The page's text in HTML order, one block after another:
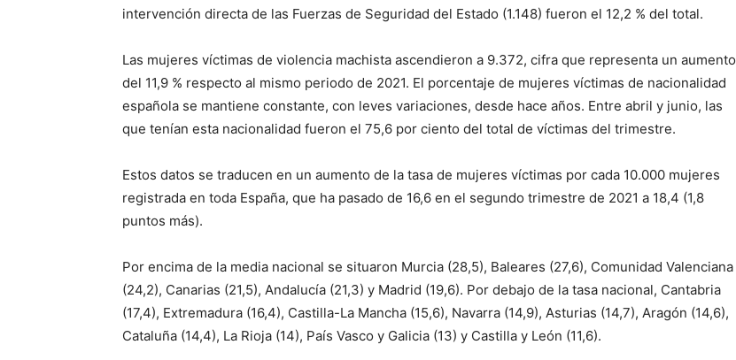
intervención directa de las Fuerzas de Seguridad del Estado (1.148) fueron el 12,2 % del total.
Las mujeres víctimas de violencia machista ascendieron a 9.372, cifra que representa un aumento
del 11,9 % respecto al mismo periodo de 2021. El porcentaje de mujeres víctimas de nacionalidad
española se mantiene constante, con leves variaciones, desde hace años. Entre abril y junio, las
que tenían esta nacionalidad fueron el 75,6 por ciento del total de víctimas del trimestre.
Estos datos se traducen en un aumento de la tasa de mujeres víctimas por cada 10.000 mujeres
registrada en toda España, que ha pasado de 16,6 en el segundo trimestre de 2021 a 18,4 (1,8
puntos más).
Por encima de la media nacional se situaron Murcia (28,5), Baleares (27,6), Comunidad Valenciana
(24,2), Canarias (21,5), Andalucía (21,3) y Madrid (19,6). Por debajo de la tasa nacional, Cantabria
(17,4), Extremadura (16,4), Castilla-La Mancha (15,6), Navarra (14,9), Asturias (14,7), Aragón (14,6),
Cataluña (14,4), La Rioja (14), País Vasco y Galicia (13) y Castilla y León (11,6).